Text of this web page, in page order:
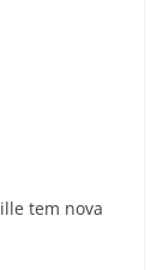
tem nova